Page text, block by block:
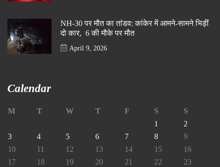
NH-30 पर मौत का तांडव: कांकेर में आमने-सामने भिड़ीं
दो कार, 6 की मौके पर मौत
April 9, 2026
Calendar
M T W T F S
S
1
2
3
4 5 6 7 8
9
10
11 12 13 14 15
16
17
18 19 20 21 22
23